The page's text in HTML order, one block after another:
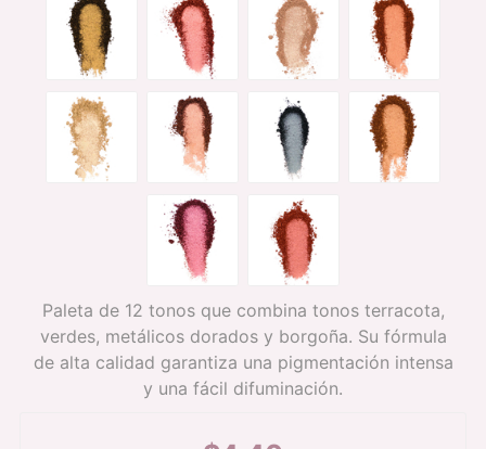
Paleta de 12 tonos que combina tonos terracota,
verdes, metálicos dorados y borgoña. Su fórmula
de alta calidad garantiza una pigmentación intensa
y una fácil difuminación.